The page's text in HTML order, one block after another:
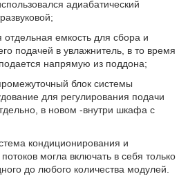
адиабатический
емкость для сбора и
подачей в увлажнитель, в то время
напрямую из поддона;
блок системы
для регулирования подачи
в новом -внутри шкафа с
кондиционирования и
могла включать в себя только
до любого количества модулей.